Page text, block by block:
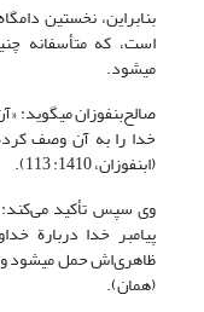
بنابراین، نخستین
است، که متأسفانه
می‏شود.
صالح‌بن‏فوزان می‏گوید:
خدا را به آن وصف
(ابن‏فوزان، 1410: 113).
وی سپس تأکید می‌کند:
پیامبر خدا دربارة
ظاهری‌اش حمل می‏شود و
(همان).